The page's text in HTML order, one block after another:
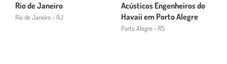
Rio de Janeiro
Rio de Janeiro - RJ
Acústicos Engenheiros do
Havaii em Porto Alegre
Porto Alegre - RS